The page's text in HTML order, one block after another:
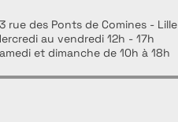
rue des Ponts de Comines - Lille
au vendredi 12h - 17h
et dimanche de 10h à 18h